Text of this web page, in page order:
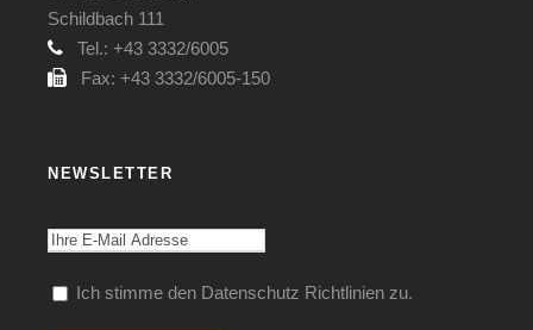
Schildbach 111
Tel.: +43 3332/6005
Fax: +43 3332/6005-150
NEWSLETTER
Ich stimme den Datenschutz Richtlinien zu.